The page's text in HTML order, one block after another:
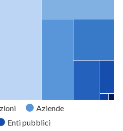
Aziende
Enti pubblici